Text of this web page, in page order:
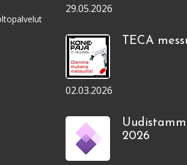
29.05.2026
TECA
02.03.2026
2026